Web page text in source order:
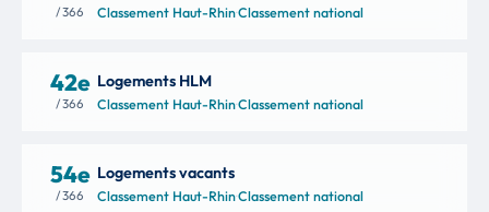
/ 366 Classement Haut-Rhin·Classement national
42e
/ 366
Logements HLM
Classement Haut-Rhin·Classement national
54e
/ 366
Logements vacants
Classement Haut-Rhin·Classement national